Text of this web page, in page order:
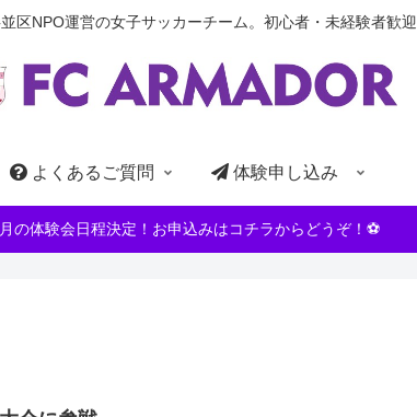
区NPO運営の女子サッカーチーム。初心者・未経験者歓迎
よくあるご質問 体験申し込み
の体験会日程決定！お申込みはコチラからどうぞ！⚽